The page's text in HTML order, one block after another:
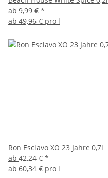
ab 9,99 € *
ab 49,96 € pro l
Ron Esclavo XO 23 Jahre 0,7l
ab 42,24 € *
ab 60,34 € pro l